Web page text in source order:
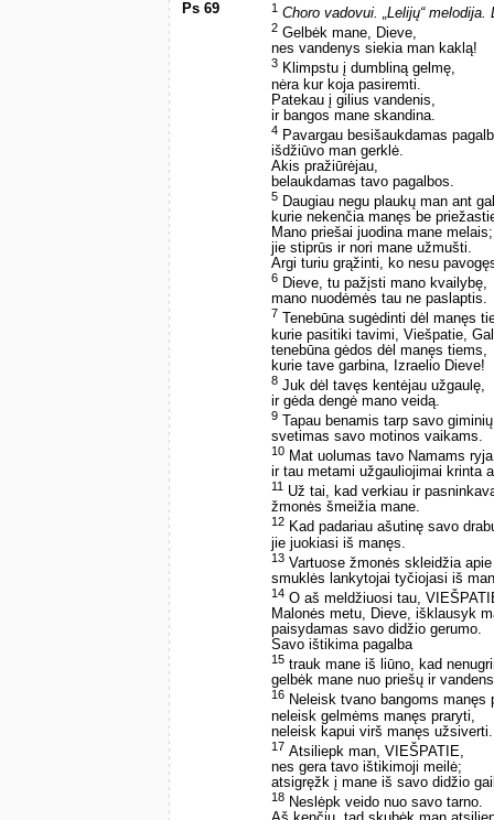
Ps 69 1 Choro vadovui. „Lelijų“ melodija.
2 Gelbėk mane, Dieve,
nes vandenys siekia man kaklą!
3 Klimpstu į dumbliną gelmę,
nėra kur koja pasiremti.
Patekau į gilius vandenis,
ir bangos mane skandina.
4 Pavargau besišaukdamas
išdžiūvo man gerklė.
Akis pražiūrėjau,
belaukdamas tavo pagalbos.
5 Daugiau negu plaukų man ant
kurie nekenčia manęs be
Mano priešai juodina mane melais;
jie stiprūs ir nori mane užmušti.
Argi turiu grąžinti, ko nesu
6 Dieve, tu pažįsti mano kvailybę,
mano nuodėmės tau ne paslaptis.
7 Tenebūna sugėdinti dėl manęs
kurie pasitiki tavimi, Viešpatie,
tenebūna gėdos dėl manęs tiems,
kurie tave garbina, Izraelio Dieve!
8 Juk dėl tavęs kentėjau užgaulę,
ir gėda dengė mano veidą.
9 Tapau benamis tarp savo
svetimas savo motinos vaikams.
10 Mat uolumas tavo Namams
ir tau metami užgauliojimai krinta
11 Už tai, kad verkiau ir
žmonės šmeižia mane.
12 Kad padariau ašutinę savo
jie juokiasi iš manęs.
13 Vartuose žmonės skleidžia
smuklės lankytojai tyčiojasi iš
14 O aš meldžiuosi tau,
Malonės metu, Dieve, išklausyk
paisydamas savo didžio gerumo.
Savo ištikima pagalba
15 trauk mane iš liūno, kad
gelbėk mane nuo priešų ir
16 Neleisk tvano bangoms manęs
neleisk gelmėms manęs praryti,
neleisk kapui virš manęs užsiverti.
17 Atsiliepk man, VIEŠPATIE,
nes gera tavo ištikimoji meilė;
atsigręžk į mane iš savo didžio
18 Neslėpk veido nuo savo tarno.